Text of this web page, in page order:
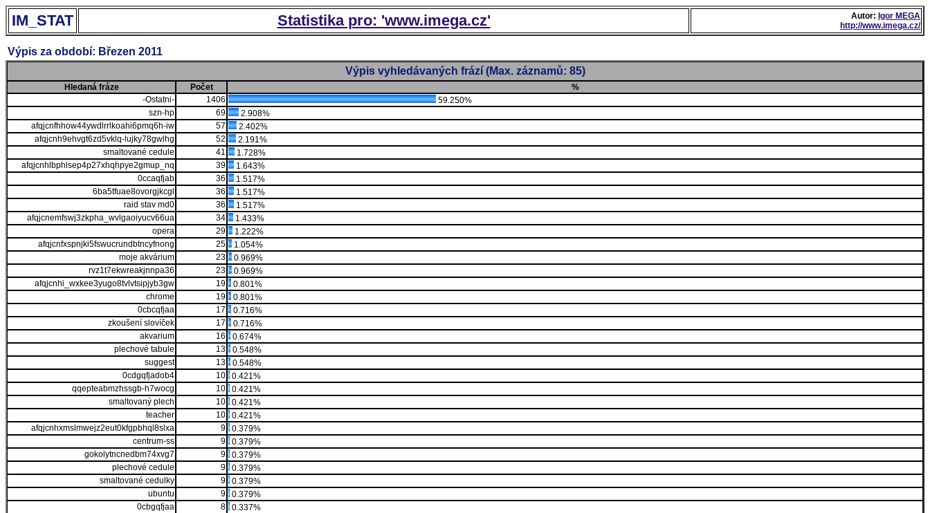
IM_STAT Statistika pro: 'www.imega.cz' Autor: Igor MEGA
http://www.imega.cz/
Výpis za období: Březen 2011
Výpis vyhledávaných frází (Max. záznamů: 85)
Hledaná fráze Počet
%
-Ostatni-
1406
59.250%
szn-hp
69
2.908%
afqjcnfhhow44ywdlrrlkoahi6pmq6h-iw
57
2.402%
afqjcnh9ehvgt6zd5vklq-lujky78gwlhg
52
2.191%
smaltované cedule
41
1.728%
afqjcnhlbphlsep4p27xhqhpye2gmup_nq
39
1.643%
0ccaqfjab
36
1.517%
6ba5tfuae8ovorgjkcgl
36
1.517%
raid stav md0
36
1.517%
afqjcnemfswj3zkpha_wvlgaoiyucv66ua
34
1.433%
opera
29
1.222%
afqjcnfxspnjki5fswucrundbtncyfnong
25
1.054%
moje akvárium
23
0.969%
rvz1t7ekwreakjnnpa36
23
0.969%
afqjcnhi_wxkee3yugo8tvlvtsipjyb3gw
19
0.801%
chrome
19
0.801%
0cbcqfjaa
17
0.716%
zkoušení slovíček
17
0.716%
akvarium
16
0.674%
plechové tabule
13
0.548%
suggest
13
0.548%
0cdgqfjadob4
10
0.421%
qqepteabmzhssgb-h7wocg
10
0.421%
smaltovaný plech
10
0.421%
teacher
10
0.421%
afqjcnhxmslmwejz2eut0kfgpbhql8slxa
9
0.379%
centrum-ss
9
0.379%
gokolytncnedbm74xvg7
9
0.379%
plechové cedule
9
0.379%
smaltované cedulky
9
0.379%
ubuntu
9
0.379%
0cbgqfjaa
8
0.337%